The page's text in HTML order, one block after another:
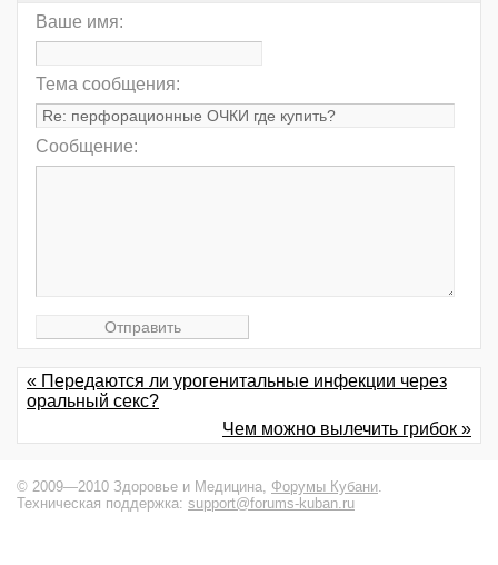
Ваше имя:
Тема сообщения:
Сообщение:
« Передаются ли урогенитальные инфекции через
оральный секс?
Чем можно вылечить грибок »
© 2009—2010 Здоровье и Медицина, Форумы Кубани.
Техническая поддержка: support@forums-kuban.ru